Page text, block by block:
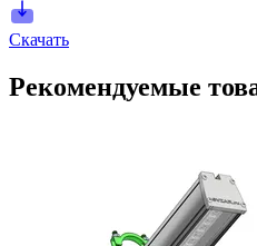
Скачать
Рекомендуемые